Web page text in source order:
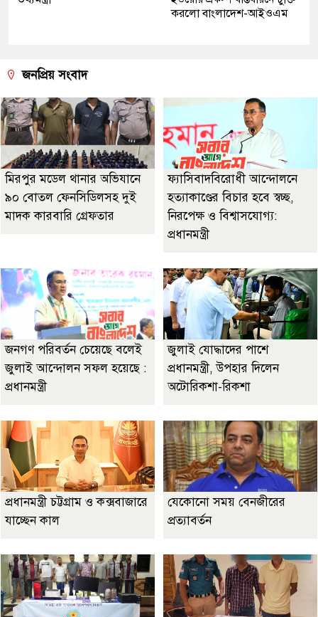
করলো বাংলাদেশ-আইওএম
জনপ্রিয় সংবাদ
মিরপুর মডেল থানার অভিযানে
৯০ বোতল ফেনসিডিলসহ দুই
মাদক কারবারি গ্রেফতার
ফ্যাসিবাদবিরোধী আন্দোলনে
হত্যাকাণ্ডের বিচার হবে স্বচ্ছ,
নিরপেক্ষ ও বিশ্বাসযোগ্য:
প্রধানমন্ত্রী
জনগণ পরিবর্তন চেয়েছে বলেই
জুলাই আন্দোলন সফল হয়েছে :
প্রধানমন্ত্রী
জুলাই যোদ্ধাদের পাশে
প্রধানমন্ত্রী, উপহার দিলেন
অটোরিকশা-রিকশা
প্রধানমন্ত্রী চট্টগ্রাম ও কক্সবাজারে
যাচ্ছেন কাল
যেকোনো সময় বেনজীরের
প্রত্যাবর্তন